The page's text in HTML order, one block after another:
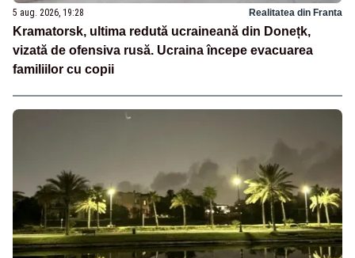
5 aug. 2026, 19:28 Realitatea din Franta
Kramatorsk, ultima redută ucraineană din Donețk,
vizată de ofensiva rusă. Ucraina începe evacuarea
familiilor cu copii